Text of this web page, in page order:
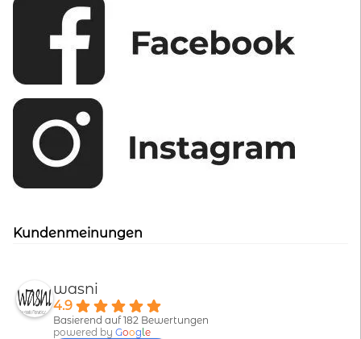
Kundenmeinungen
wasni
4.9
Basierend auf 182 Bewertungen
powered by Goog le